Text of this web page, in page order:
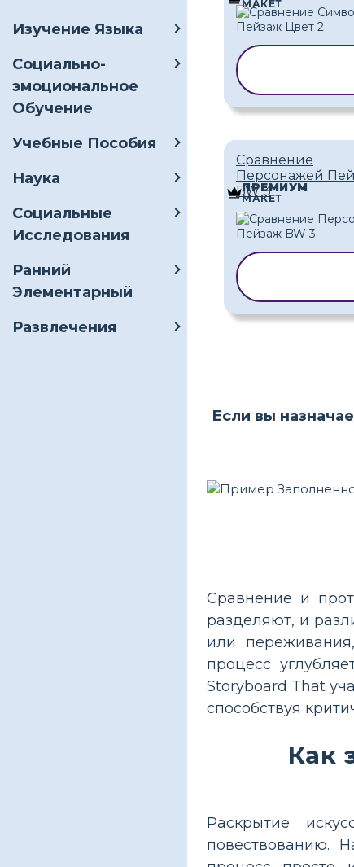
Изучение Языка
Социально-
эмоциональное
Обучение
Учебные Пособия
Наука
Социальные
Исследования
Ранний
Элементарный
Развлечения
МАКЕТ
Сравнение
Персонажей
BW 3
ПРЕМИУМ
МАКЕТ
Если вы
Сравнение и
разделяют, и
или
процесс
Storyboard That
способствуя
Как
Раскрытие
повествованию.